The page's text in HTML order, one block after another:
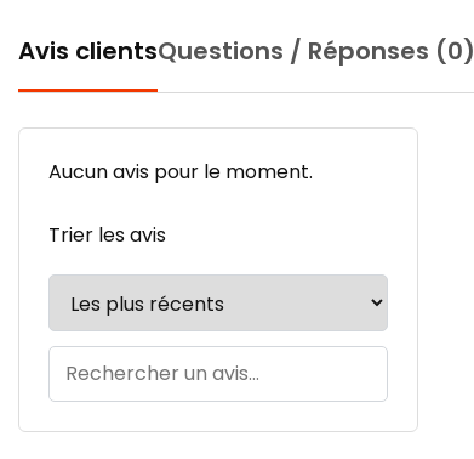
Avis clientsQuestions / Réponses (0)
Aucun avis pour le moment.
Trier les avis